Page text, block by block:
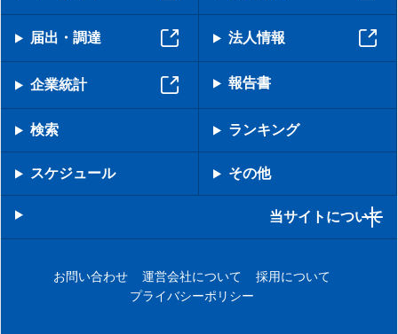
届出・調達 法人情報
企業統計 報告書
検索 ランキング
スケジュール その他
当サイトについて
お問い合わせ 運営会社について
採用について
プライバシーポリシー